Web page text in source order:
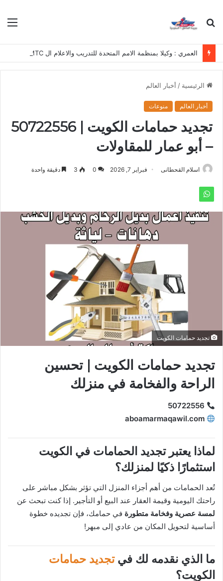
بحث
الرئيسية / أخبار العالم
أخبار العالم منوعات
تجديد حمامات الكويت | 50722556
– أبو عمار للمقاولات
اسلام القحطانى فبراير 7, 2026 0
3 دقيقة واحدة
تجديد حمامات الكويت
تجديد حمامات الكويت | تحسين
الراحة والفخامة في منزلك
50722556
aboamarmaqawil.com
لماذا يعتبرتجديد الحمامات في الكويت
استثمارًا ذكيًا لمنزلك؟
تُعد الحمامات من أهم أجزاء المنزل التي تؤثر بشكل مباشر على
راحتك اليومية وقيمة العقار عند البيع أو التأجير. إذا كنت تبحث عن
لمسة عصرية وفخامة متطورة في حمامك، فإن تجديده خطوة
أساسية لتحويل المكان من عادي إلى مبهر!
ما الذي نقدمه لك فيتجديد حمامات
الكويت؟